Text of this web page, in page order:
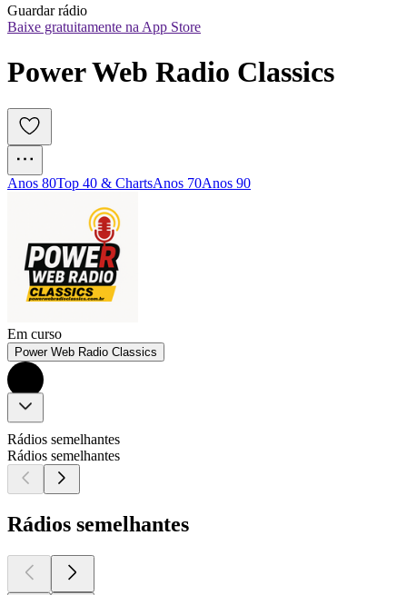
Guardar rádio
Baixe gratuitamente na App Store
Power Web Radio Classics
Anos 80Top 40 & ChartsAnos 70Anos 90
Em curso
Power Web Radio Classics
Rádios semelhantes
Rádios semelhantes
Rádios semelhantes